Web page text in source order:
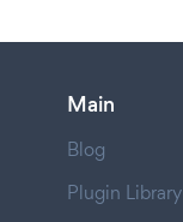
Main
Blog
Plugin Library